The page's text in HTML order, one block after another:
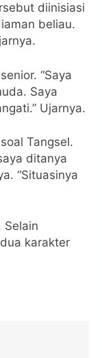
diinisiasi
beliau.
“Saya
Saya
Ujarnya.
Tangsel.
ditanya
“Situasinya
Selain
karakter